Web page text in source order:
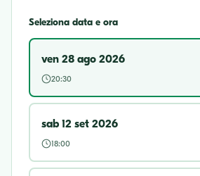
Seleziona data e ora
ven 28 ago 2026
20:30
sab 12 set 2026
18:00